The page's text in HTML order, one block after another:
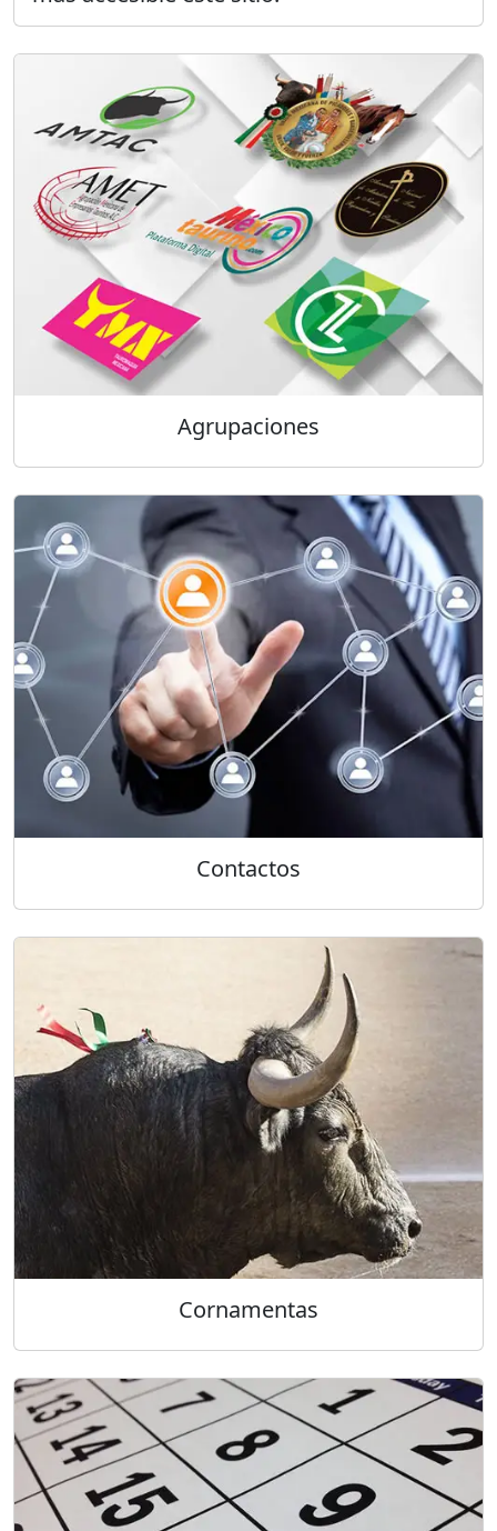
Agrupaciones
Contactos
Cornamentas